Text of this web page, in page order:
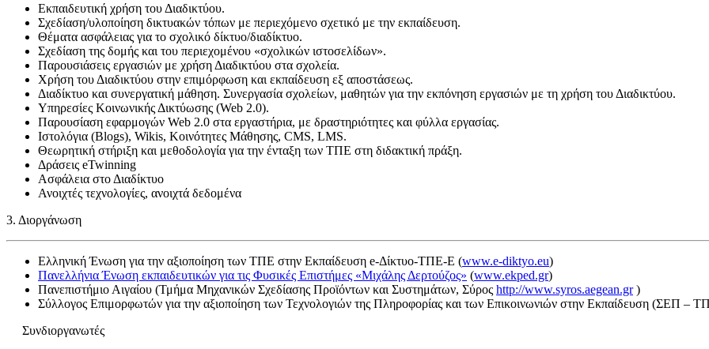
Εκπαιδευτική χρήση του Διαδικτύου.
Σχεδίαση/υλοποίηση δικτυακών τόπων με περιεχόμενο σχετικό με την εκπαίδευση.
Θέματα ασφάλειας για τo σχολικό δίκτυο/διαδίκτυο.
Σχεδίαση της δομής και του περιεχομένου «σχολικών ιστοσελίδων».
Παρουσιάσεις εργασιών με χρήση Διαδικτύου στα σχολεία.
Χρήση του Διαδικτύου στην επιμόρφωση και εκπαίδευση εξ αποστάσεως.
Διαδίκτυο και συνεργατική μάθηση. Συνεργασία σχολείων, μαθητών για την εκπόνηση εργασιών με τη χρήση του Διαδικτύου.
Υπηρεσίες Κοινωνικής Δικτύωσης (Web 2.0).
Παρουσίαση εφαρμογών Web 2.0 στα εργαστήρια, με δραστηριότητες και φύλλα εργασίας.
Ιστολόγια (Blogs), Wikis, Κοινότητες Μάθησης, CMS, LMS.
Θεωρητική στήριξη και μεθοδολογία για την ένταξη των ΤΠΕ στη διδακτική πράξη.
Δράσεις eTwinning
Ασφάλεια στο Διαδίκτυο
Ανοιχτές τεχνολογίες, ανοιχτά δεδομένα
3. Διοργάνωση
Ελληνική Ένωση για την αξιοποίηση των ΤΠΕ στην Εκπαίδευση e-Δίκτυο-ΤΠΕ-Ε (www.e-diktyo.eu)
Πανελλήνια Ένωση εκπαιδευτικών για τις Φυσικές Επιστήμες «Μιχάλης Δερτούζος» (www.ekped.gr)
Πανεπιστήμιο Αιγαίου (Τμήμα Μηχανικών Σχεδίασης Προϊόντων και Συστημάτων, Σύρος http://www.syros.aegean.gr)
Σύλλογος Επιμορφωτών για την αξιοποίηση των Τεχνολογιών της Πληροφορίας και των Επικοινωνιών στην Εκπαίδευση (ΣΕΠ –
Συνδιοργανωτές